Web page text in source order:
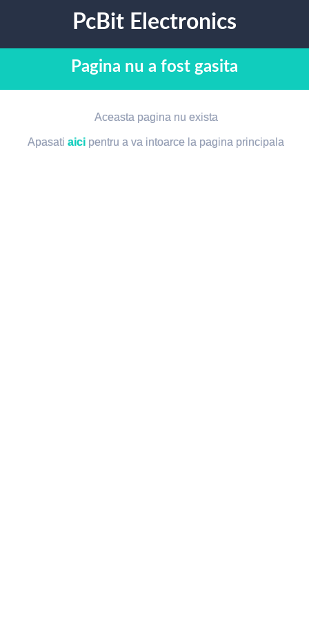
PcBit Electronics
Pagina nu a fost gasita
Aceasta pagina nu exista
Apasatiaici pentru a va intoarce la pagina principala